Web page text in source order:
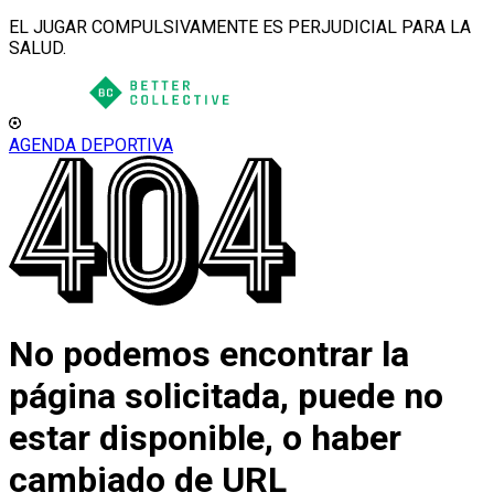
EL JUGAR COMPULSIVAMENTE ES PERJUDICIAL PARA LA
SALUD.
AGENDA DEPORTIVA
No podemos encontrar la
página solicitada, puede no
estar disponible, o haber
cambiado de URL